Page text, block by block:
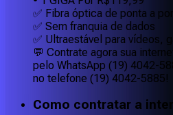
✅ Fibra óptica de ponta a
✅ Sem franquia de dados
✅ Ultraestável para vídeos,
💬 Contrate agora sua
pelo WhatsApp (19) 4042-
no telefone (19) 4042-5885!
Como contratar a